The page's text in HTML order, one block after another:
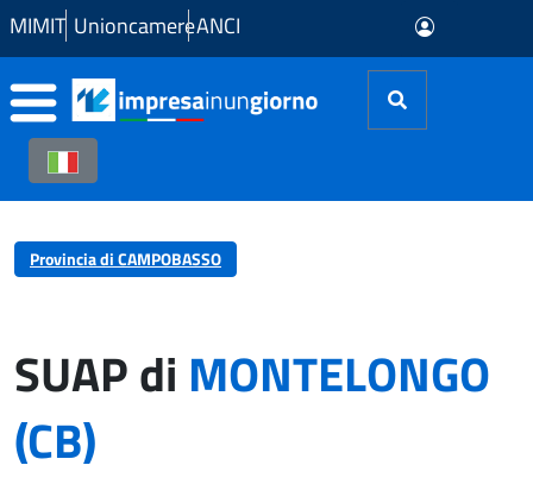
Skip to Main Content
MIMIT UnioncamereANCI
Provincia di CAMPOBASSO
SUAP di MONTELONGO
(CB)